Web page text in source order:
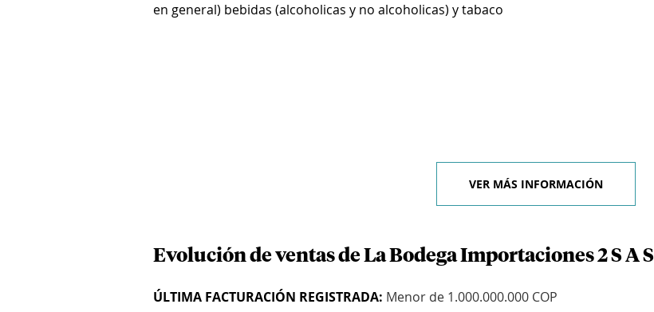
en general) bebidas (alcoholicas y no alcoholicas) y tabaco
VER MÁS INFORMACIÓN
Evolución de ventas de La Bodega Importaciones 2 S A S
ÚLTIMA FACTURACIÓN REGISTRADA: Menor de 1.000.000.000 COP